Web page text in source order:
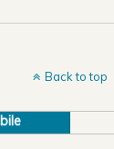
Back to top